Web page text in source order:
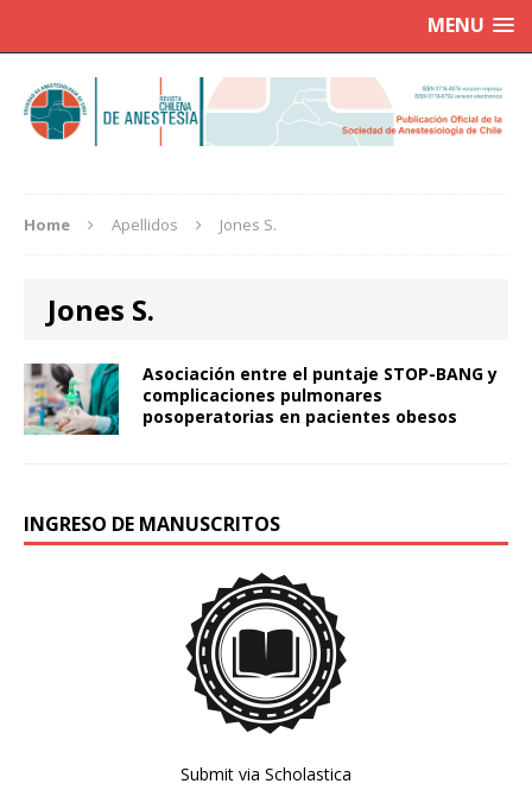
MENU
Home Apellidos Jones S.
Jones S.
Asociación entre el puntaje STOP-BANG y
complicaciones pulmonares
posoperatorias en pacientes obesos
INGRESO DE MANUSCRITOS
Submit via Scholastica